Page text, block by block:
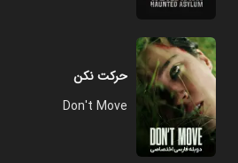
حرکت نکن
Don't Move